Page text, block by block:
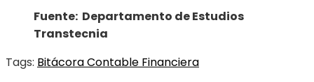
Fuente: Departamento de Estudios
Transtecnia
Tags: Bitácora Contable Financiera